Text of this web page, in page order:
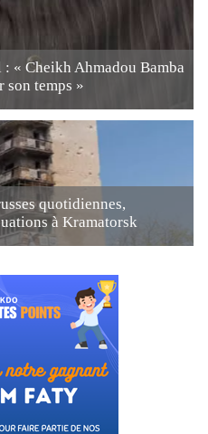
« Cheikh Ahmadou Bamba
son temps »
quotidiennes,
à Kramatorsk